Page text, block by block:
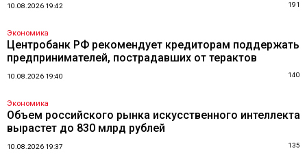
10.08.2026 19:42 191
Экономика
Центробанк РФ рекомендует кредиторам поддержать
предпринимателей, пострадавших от терактов
10.08.2026 19:40 140
Экономика
Объем российского рынка искусственного интеллекта
вырастет до 830 млрд рублей
10.08.2026 19:37 135